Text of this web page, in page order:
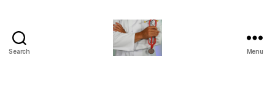
Search Menu